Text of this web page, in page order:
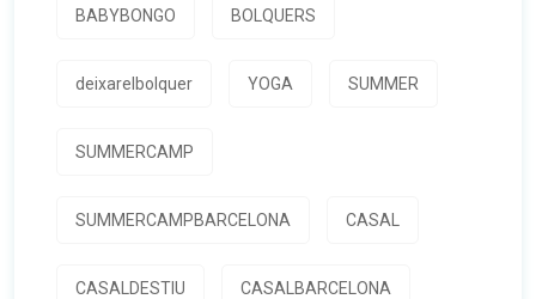
BABYBONGO BOLQUERS
deixarelbolquer YOGA SUMMER
SUMMERCAMP
SUMMERCAMPBARCELONA CASAL
CASALDESTIU CASALBARCELONA